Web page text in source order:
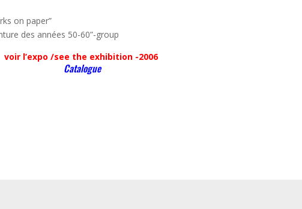
on paper”
des années 50-60”-group
voir l’expo /see the exhibition -2006
Catalogue